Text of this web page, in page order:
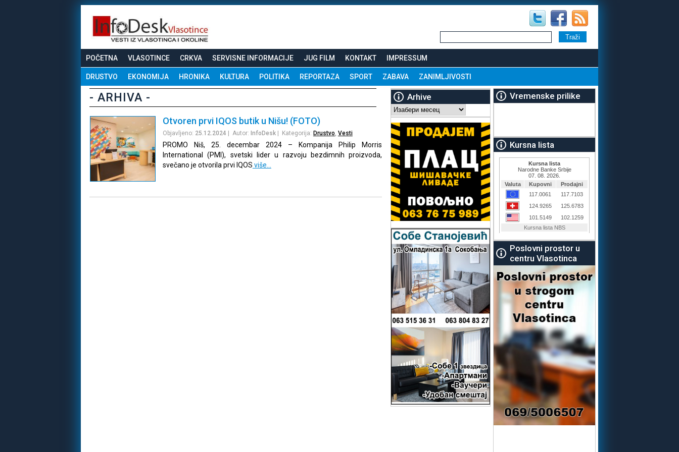
POČETNA VLASOTINCE CRKVA SERVISNE INFORMACIJE JUG FILM KONTAKT IMPRESSUM
DRUSTVO EKONOMIJA HRONIKA KULTURA POLITIKA REPORTAZA SPORT ZABAVA ZANIMLJIVOSTI
- ARHIVA -
Otvoren prvi IQOS butik u Nišu! (FOTO)
Objavljeno: 25.12.2024 | Autor: InfoDesk| Kategorija: Drustvo Vesti
PROMO Niš, 25. decembar 2024 – Kompanija Philip Morris
International (PMI), svetski lider u razvoju bezdimnih proizvoda,
svečano je otvorila prvi IQOS više…
Arhive
Arhive
Vremenske prilike
Kursna lista
Poslovni prostor u
centru Vlasotinca